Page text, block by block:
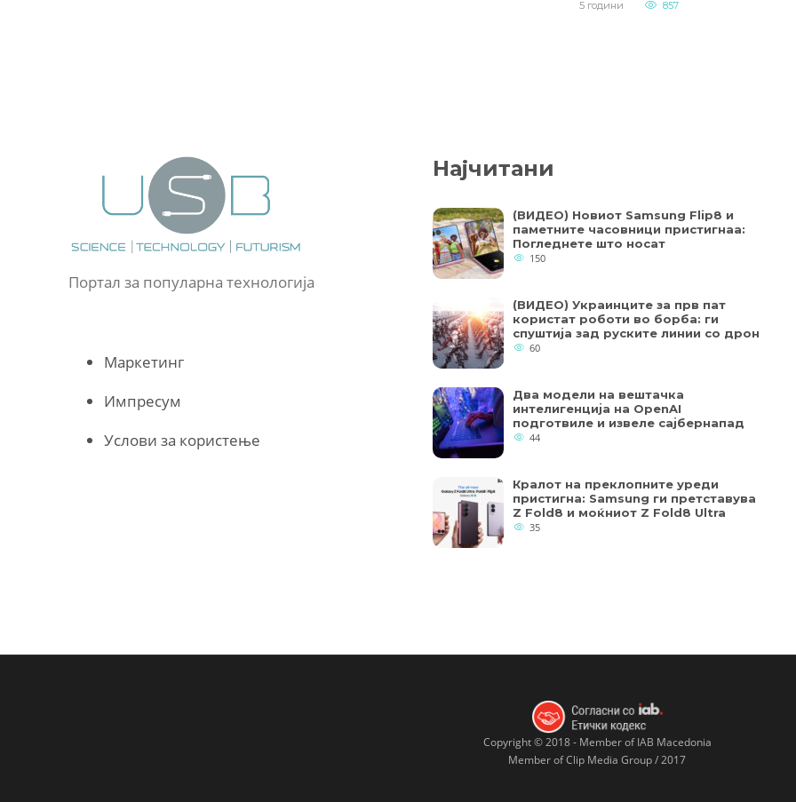
5 години 857
Портал за популарна технологија
Маркетинг
Импресум
Услови за користење
Најчитани
(ВИДЕО) Новиот Samsung Flip8 и
паметните часовници пристигнаа:
Погледнете што носат
150
(ВИДЕО) Украинците за прв пат
користат роботи во борба: ги
спуштија зад руските линии со дрон
60
Два модели на вештачка
интелигенција на OpenAI
подготвиле и извеле сајбернапад
44
Кралот на преклопните уреди
пристигна: Samsung ги претставува
Z Fold8 и моќниот Z Fold8 Ultra
35
Copyright © 2018 - Member of IAB Macedonia
Member of Clip Media Group / 2017